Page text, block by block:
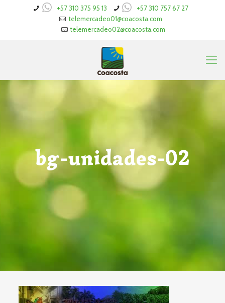
+57 310 375 95 13
+57 310 757 67 27
telemercadeo01@coacosta.com
telemercadeo02@coacosta.com
bg-unidades-02